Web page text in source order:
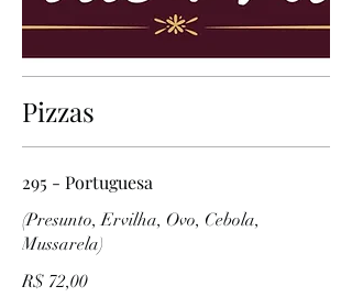
Pizzas
295 - Portuguesa
(Presunto, Ervilha, Ovo, Cebola,
Mussarela)
R$ 72,00